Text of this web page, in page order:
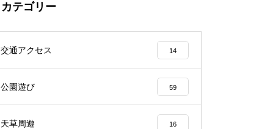
カテゴリー
交通アクセス 14
公園遊び 59
天草周遊 16